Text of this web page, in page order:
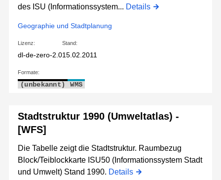
des ISU (Informationssystem... Details
Geographie und Stadtplanung
Lizenz:
dl-de-zero-2.0
Stand:
15.02.2011
Formate:
(unbekannt) WMS
Stadtstruktur 1990 (Umweltatlas) -
[WFS]
Die Tabelle zeigt die Stadtstruktur. Raumbezug
Block/Teiblockkarte ISU50 (Informationssystem Stadt
und Umwelt) Stand 1990. Details